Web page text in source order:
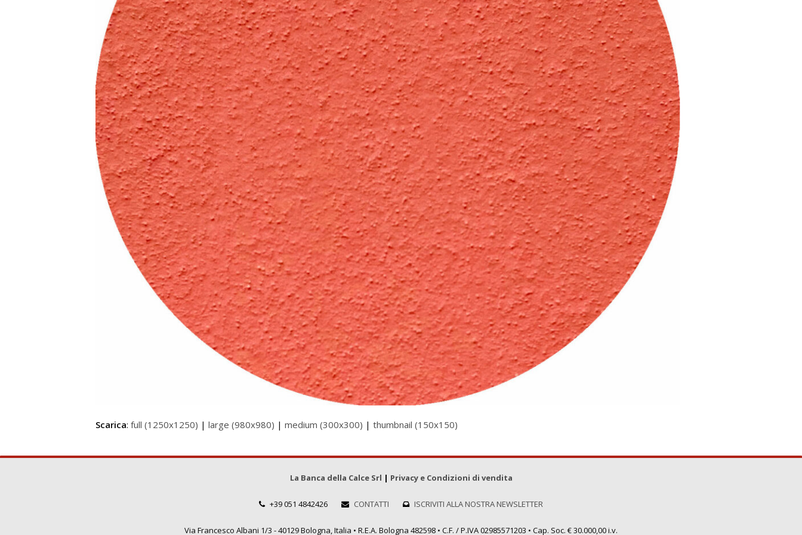
Scarica: full (1250x1250) | large (980x980) | medium (300x300) | thumbnail (150x150)
La Banca della Calce Srl | Privacy e Condizioni di vendita
+39 051 4842426 CONTATTI ISCRIVITI ALLA NOSTRA NEWSLETTER
Via Francesco Albani 1/3 - 40129 Bologna, Italia • R.E.A. Bologna 482598 • C.F. / P.IVA 02985571203 • Cap. Soc. € 30.000,00 i.v.